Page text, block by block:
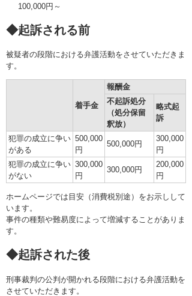
100,000円～
◆起訴される前
被疑者の段階における弁護活動をさせていただきま
す。
着手金
報酬金
不起訴処分
（処分保留
釈放）
略式起
訴
犯罪の成立に争い
がある
500,000
円
500,000円
300,000
円
犯罪の成立に争い
がない
300,000
円
300,000円
200,000
円
ホームページでは目安（消費税別途）をお示しして
います。
事件の種類や難易度によって増減することがありま
す。
◆起訴された後
刑事裁判の公判が開かれる段階における弁護活動を
させていただきます。